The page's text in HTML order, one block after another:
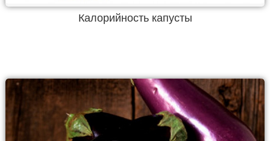
Калорийность капусты